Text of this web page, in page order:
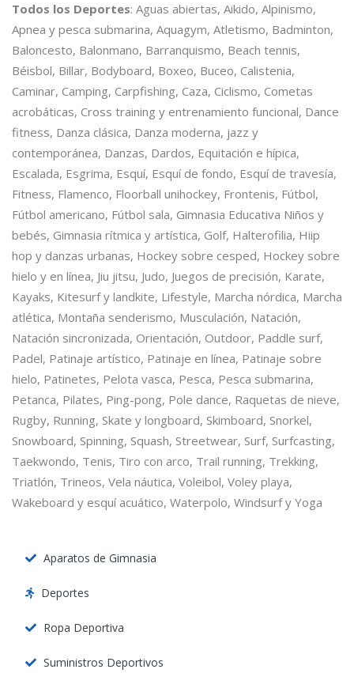
Todos los Deportes: Aguas abiertas, Aikido, Alpinismo,
Apnea y pesca submarina, Aquagym, Atletismo, Badminton,
Baloncesto, Balonmano, Barranquismo, Beach tennis,
Béisbol, Billar, Bodyboard, Boxeo, Buceo, Calistenia,
Caminar, Camping, Carpfishing, Caza, Ciclismo, Cometas
acrobáticas, Cross training y entrenamiento funcional, Dance
fitness, Danza clásica, Danza moderna, jazz y
contemporánea, Danzas, Dardos, Equitación e hípica,
Escalada, Esgrima, Esquí, Esquí de fondo, Esquí de travesía,
Fitness, Flamenco, Floorball unihockey, Frontenis, Fútbol,
Fútbol americano, Fútbol sala, Gimnasia Educativa Niños y
bebés, Gimnasia rítmica y artística, Golf, Halterofilia, Hiip
hop y danzas urbanas, Hockey sobre cesped, Hockey sobre
hielo y en línea, Jiu jitsu, Judo, Juegos de precisión, Karate,
Kayaks, Kitesurf y landkite, Lifestyle, Marcha nórdica, Marcha
atlética, Montaña senderismo, Musculación, Natación,
Natación sincronizada, Orientación, Outdoor, Paddle surf,
Padel, Patinaje artístico, Patinaje en línea, Patinaje sobre
hielo, Patinetes, Pelota vasca, Pesca, Pesca submarina,
Petanca, Pilates, Ping-pong, Pole dance, Raquetas de nieve,
Rugby, Running, Skate y longboard, Skimboard, Snorkel,
Snowboard, Spinning, Squash, Streetwear, Surf, Surfcasting,
Taekwondo, Tenis, Tiro con arco, Trail running, Trekking,
Triatlón, Trineos, Vela náutica, Voleibol, Voley playa,
Wakeboard y esquí acuático, Waterpolo, Windsurf y Yoga
Aparatos de Gimnasia
Deportes
Ropa Deportiva
Suministros Deportivos